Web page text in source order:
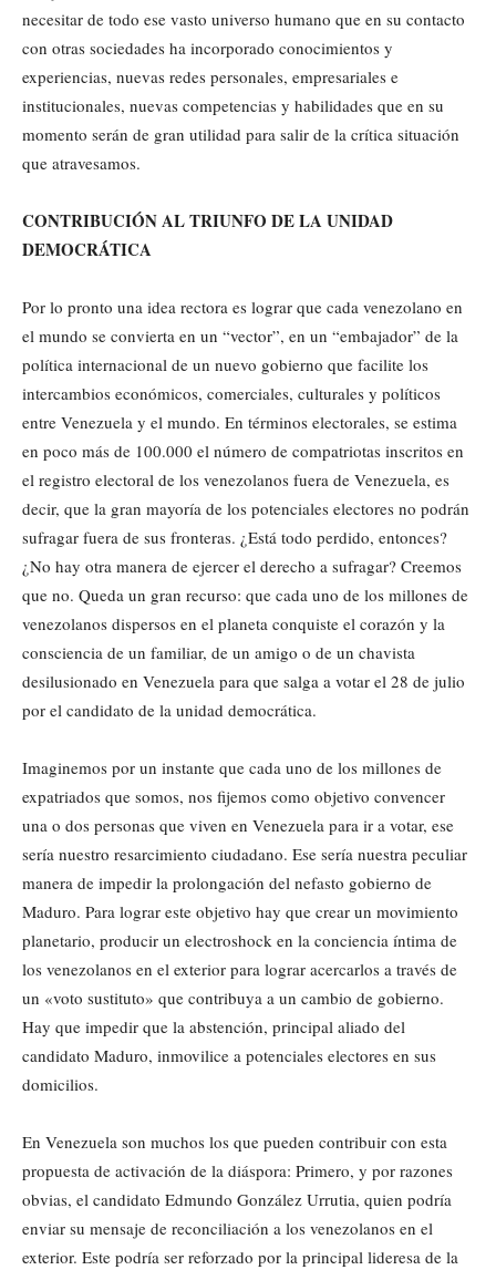
necesitar de todo ese vasto universo humano que en su contacto
con otras sociedades ha incorporado conocimientos y
experiencias, nuevas redes personales, empresariales e
institucionales, nuevas competencias y habilidades que en su
momento serán de gran utilidad para salir de la crítica situación
que atravesamos.
CONTRIBUCIÓN AL TRIUNFO DE LA UNIDAD
DEMOCRÁTICA
Por lo pronto una idea rectora es lograr que cada venezolano en
el mundo se convierta en un “vector”, en un “embajador” de la
política internacional de un nuevo gobierno que facilite los
intercambios económicos, comerciales, culturales y políticos
entre Venezuela y el mundo. En términos electorales, se estima
en poco más de 100.000 el número de compatriotas inscritos en
el registro electoral de los venezolanos fuera de Venezuela, es
decir, que la gran mayoría de los potenciales electores no podrán
sufragar fuera de sus fronteras. ¿Está todo perdido, entonces?
¿No hay otra manera de ejercer el derecho a sufragar? Creemos
que no. Queda un gran recurso: que cada uno de los millones de
venezolanos dispersos en el planeta conquiste el corazón y la
consciencia de un familiar, de un amigo o de un chavista
desilusionado en Venezuela para que salga a votar el 28 de julio
por el candidato de la unidad democrática.
Imaginemos por un instante que cada uno de los millones de
expatriados que somos, nos fijemos como objetivo convencer
una o dos personas que viven en Venezuela para ir a votar, ese
sería nuestro resarcimiento ciudadano. Ese sería nuestra peculiar
manera de impedir la prolongación del nefasto gobierno de
Maduro. Para lograr este objetivo hay que crear un movimiento
planetario, producir un electroshock en la conciencia íntima de
los venezolanos en el exterior para lograr acercarlos a través de
un «voto sustituto» que contribuya a un cambio de gobierno.
Hay que impedir que la abstención, principal aliado del
candidato Maduro, inmovilice a potenciales electores en sus
domicilios.
En Venezuela son muchos los que pueden contribuir con esta
propuesta de activación de la diáspora: Primero, y por razones
obvias, el candidato Edmundo González Urrutia, quien podría
enviar su mensaje de reconciliación a los venezolanos en el
exterior. Este podría ser reforzado por la principal lideresa de la